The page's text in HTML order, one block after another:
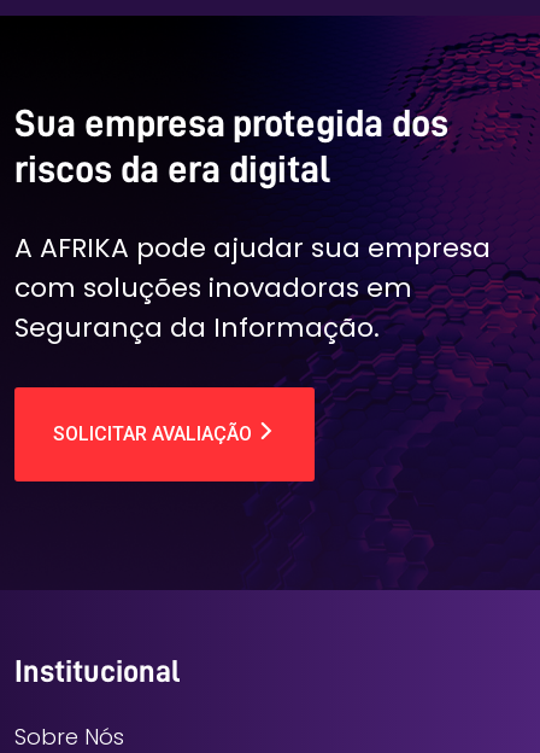
Sua empresa protegida dos
riscos da era digital
A AFRIKA pode ajudar sua empresa
com soluções inovadoras em
Segurança da Informação.
SOLICITAR AVALIAÇÃO
Institucional
Sobre Nós